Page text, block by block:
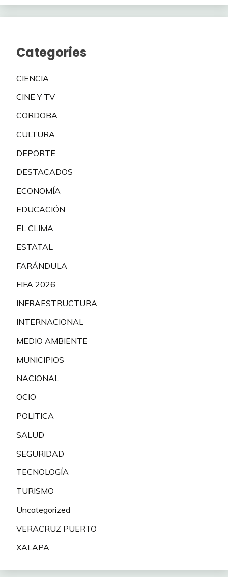
Categories
CIENCIA
CINE Y TV
CORDOBA
CULTURA
DEPORTE
DESTACADOS
ECONOMÍA
EDUCACIÓN
EL CLIMA
ESTATAL
FARÁNDULA
FIFA 2026
INFRAESTRUCTURA
INTERNACIONAL
MEDIO AMBIENTE
MUNICIPIOS
NACIONAL
OCIO
POLITICA
SALUD
SEGURIDAD
TECNOLOGÍA
TURISMO
Uncategorized
VERACRUZ PUERTO
XALAPA